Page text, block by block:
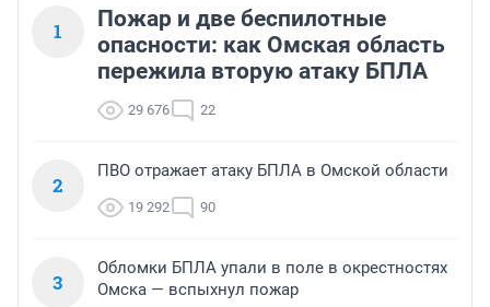
1
Пожар и две беспилотные
опасности: как Омская область
пережила вторую атаку БПЛА
29 676 22
2
ПВО отражает атаку БПЛА в Омской области
19 292 90
3
Обломки БПЛА упали в поле в окрестностях
Омска — вспыхнул пожар